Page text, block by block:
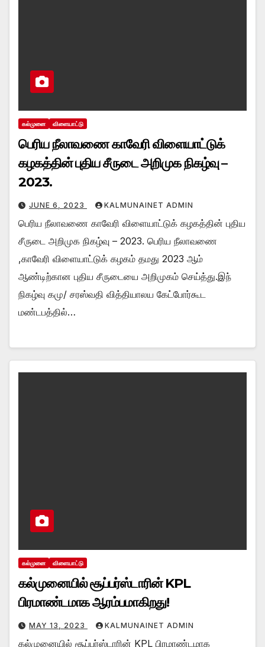
கல்முனை விளையாட்டு
பெரிய நீலாவணை காவேரி விளையாட்டுக்
கழகத்தின் புதிய சீருடை அறிமுக நிகழ்வு –
2023.
JUNE 6, 2023 KALMUNAINET ADMIN
பெரிய நீலாவணை காவேரி விளையாட்டுக் கழகத்தின் புதிய
சீருடை அறிமுக நிகழ்வு – 2023. பெரிய நீலாவணை
,காவேரி விளையாட்டுக் கழகம் தமது 2023 ஆம்
ஆண்டிற்கான புதிய சீருடையை அறிமுகம் செய்த்து.இந்
நிகழ்வு கமு/ சரஸ்வதி வித்தியாலய கேட்போர்கூட
மண்டபத்தில்…
கல்முனை விளையாட்டு
கல்முனையில் சூப்பர்ஸ்டாரின் KPL
பிரமாண்டமாக ஆரம்பமாகிறது!
MAY 13, 2023 KALMUNAINET ADMIN
கல்முனையில் சூப்பர்ஸ்டாரின் KPL பிரமாண்டமாக